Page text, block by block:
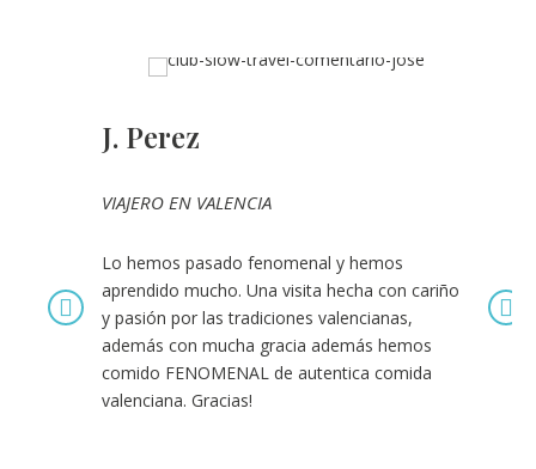
J. Perez
VIAJERO EN VALENCIA
Lo hemos pasado fenomenal y hemos
aprendido mucho. Una visita hecha con cariño
y pasión por las tradiciones valencianas,
además con mucha gracia además hemos
comido FENOMENAL de autentica comida
valenciana. Gracias!